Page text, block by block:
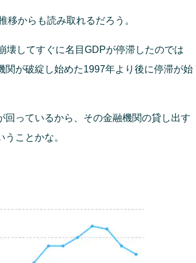
からも読み取れるだろう。
壊してすぐに名目GDPが停滞したのでは
が破綻し始めた1997年より後に停滞が始
っているから、その金融機関の貸し出す
ことかな。